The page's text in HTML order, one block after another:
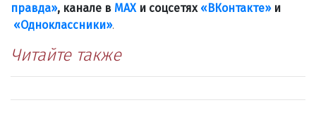
правда», канале в МАХи соцсетях «ВКонтакте»и
«Одноклассники».
Читайте также